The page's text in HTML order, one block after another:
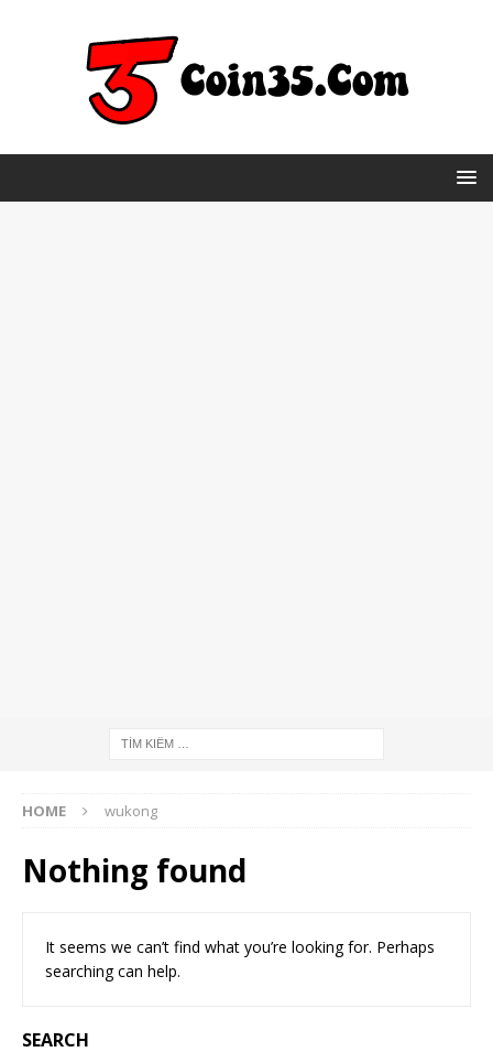
HOME wukong
Nothing found
It seems we can’t find what you’re looking for. Perhaps
searching can help.
SEARCH